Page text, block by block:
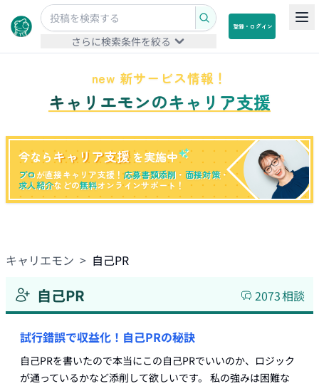
さらに検索条件を絞る
登録・ログイン
new 新サービス情報！
キャリエモンのキャリア支援
今なら キャリア支援 を実施中
プロが直接キャリア支援！応募書類添削 ・ 面接対策・
求人紹介などの無料オンラインサポート！
キャリエモン > 自己PR
自己PR 2073相談
試行錯誤で収益化！自己PRの秘訣
自己PRを書いたので本当にこの自己PRでいいのか、ロジック
が通っているかなど添削して欲しいです。 私の強みは困難な